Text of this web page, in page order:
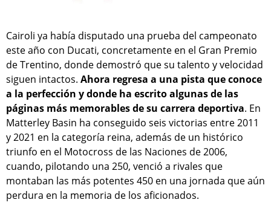
Cairoli ya había disputado una prueba del campeonato
este año con Ducati, concretamente en el Gran Premio
de Trentino, donde demostró que su talento y velocidad
siguen intactos. Ahora regresa a una pista que conoce
a la perfección y donde ha escrito algunas de las
páginas más memorables de su carrera deportiva. En
Matterley Basin ha conseguido seis victorias entre 2011
y 2021 en la categoría reina, además de un histórico
triunfo en el Motocross de las Naciones de 2006,
cuando, pilotando una 250, venció a rivales que
montaban las más potentes 450 en una jornada que aún
perdura en la memoria de los aficionados.